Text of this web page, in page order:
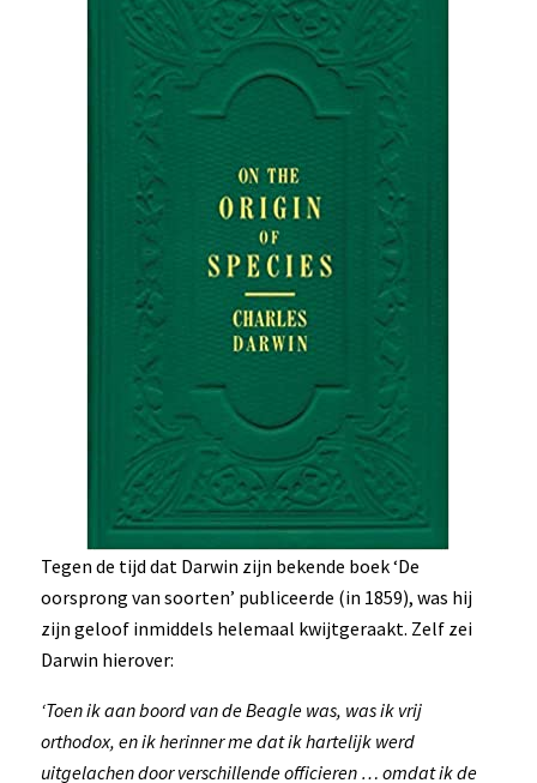
Tegen de tijd dat Darwin zijn bekende boek ‘De
oorsprong van soorten’ publiceerde (in 1859), was hij
zijn geloof inmiddels helemaal kwijtgeraakt. Zelf zei
Darwin hierover:
‘Toen ik aan boord van de Beagle was, was ik vrij
orthodox, en ik herinner me dat ik hartelijk werd
uitgelachen door verschillende officieren … omdat ik de